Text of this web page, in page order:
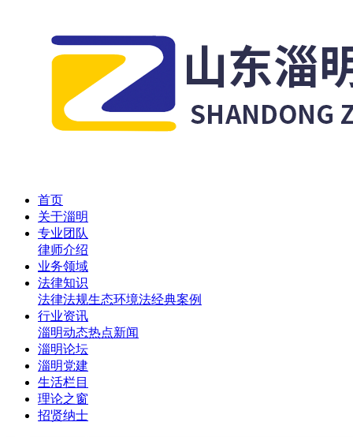
首页
关于淄明
专业团队
律师介绍
业务领域
法律知识
法律法规生态环境法经典案例
行业资讯
淄明动态热点新闻
淄明论坛
淄明党建
生活栏目
理论之窗
招贤纳士